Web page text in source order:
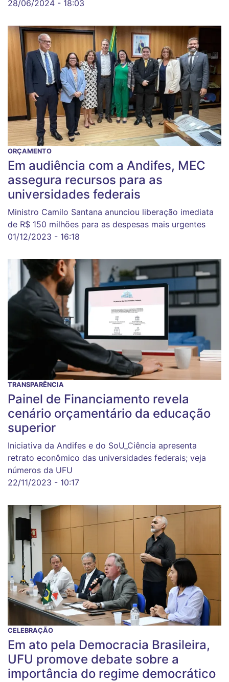
28/06/2024 - 18:03
ORÇAMENTO
Em audiência com a Andifes, MEC
assegura recursos para as
universidades federais
Ministro Camilo Santana anunciou liberação imediata
de R$ 150 milhões para as despesas mais urgentes
01/12/2023 - 16:18
TRANSPARÊNCIA
Painel de Financiamento revela
cenário orçamentário da educação
superior
Iniciativa da Andifes e do SoU_Ciência apresenta
retrato econômico das universidades federais; veja
números da UFU
22/11/2023 - 10:17
CELEBRAÇÃO
Em ato pela Democracia Brasileira,
UFU promove debate sobre a
importância do regime democrático